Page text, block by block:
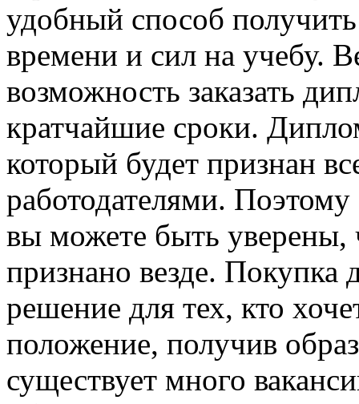
удобный способ
времени и сил на учебу.
возможность заказать
кратчайшие сроки.
который будет признан
работодателями. Поэтому
вы можете быть уверены,
признано везде. Покупка
решение для тех, кто
положение, получив
существует много